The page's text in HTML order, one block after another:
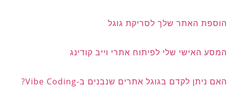
הוספת האתר שלך לסריקת גוגל
המסע האישי שלי לפיתוח אתרי וייב קודינג
האם ניתן לקדם בגוגל אתרים שנבנים ב-Vibe Coding?